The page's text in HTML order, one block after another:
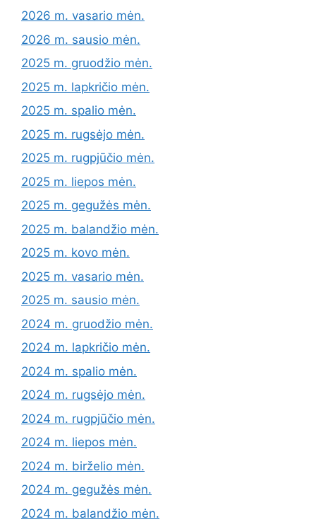
2026 m. vasario mėn.
2026 m. sausio mėn.
2025 m. gruodžio mėn.
2025 m. lapkričio mėn.
2025 m. spalio mėn.
2025 m. rugsėjo mėn.
2025 m. rugpjūčio mėn.
2025 m. liepos mėn.
2025 m. gegužės mėn.
2025 m. balandžio mėn.
2025 m. kovo mėn.
2025 m. vasario mėn.
2025 m. sausio mėn.
2024 m. gruodžio mėn.
2024 m. lapkričio mėn.
2024 m. spalio mėn.
2024 m. rugsėjo mėn.
2024 m. rugpjūčio mėn.
2024 m. liepos mėn.
2024 m. birželio mėn.
2024 m. gegužės mėn.
2024 m. balandžio mėn.